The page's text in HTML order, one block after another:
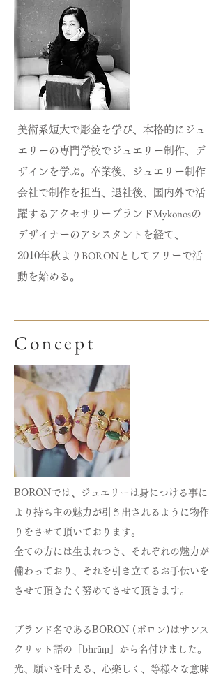
美術系短大で彫金を学び、本格的にジュ
エリーの専門学校でジュエリー制作、デ
ザインを学ぶ。卒業後、ジュエリー制作
会社で制作を担当、退社後、国内外で活
躍するアクセサリーブランドMykonosの
デザイナーのアシスタントを経て、
2010年秋より BORON としてフリーで活
動を始める。
Concept
BORONでは、ジュエリーは身につける事に
より持ち主の魅力が引き出されるように物作
りをさせて頂いております。
全ての方には生まれつき、それぞれの魅力が
備わっており、それを引き立てるお手伝いを
させて頂きたく努めてさせて頂きます。
ブランド名であるBORON (ボロン)はサンス
クリット語の「bhrūṃ」から名付けました。
光、願いを叶える、心楽しく、等様々な意味